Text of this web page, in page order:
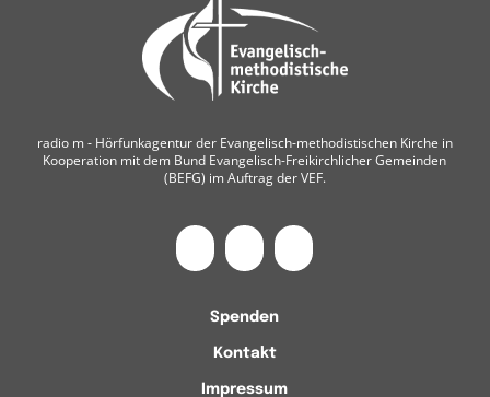
radio m ‐ Hörfunkagentur der Evangelisch-methodistischen Kirche in
Kooperation mit dem Bund Evangelisch-Freikirchlicher Gemeinden
(BEFG) im Auftrag der VEF.
Spenden
Kontakt
Impressum